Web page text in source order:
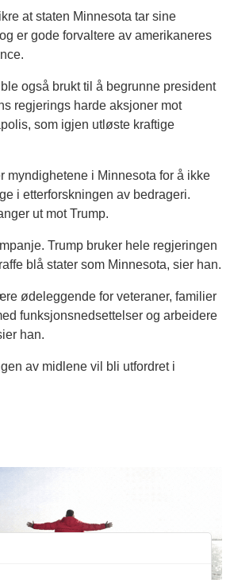
at staten Minnesota tar sine
er gode forvaltere av amerikaneres
også brukt til å begrunne president
regjerings harde aksjoner mot
som igjen utløste kraftige
myndighetene i Minnesota for å ikke
i etterforskningen av bedrageri.
ut mot Trump.
Trump bruker hele regjeringen
blå stater som Minnesota, sier han.
ødeleggende for veteraner, familier
funksjonsnedsettelser og arbeidere
han.
av midlene vil bli utfordret i